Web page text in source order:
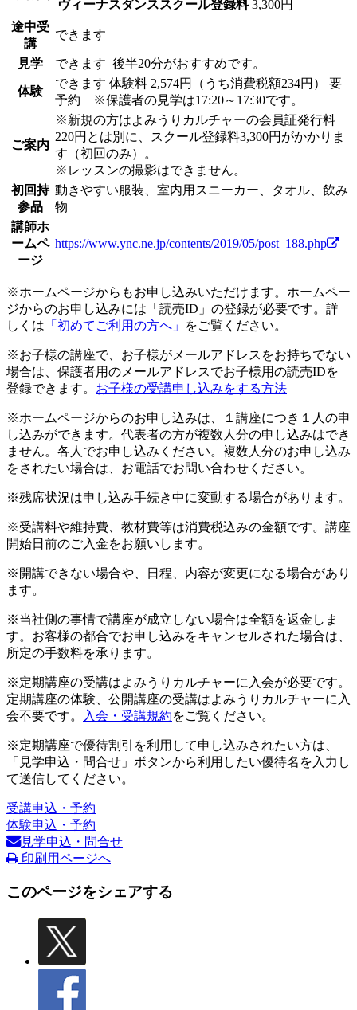
ヴィーナスダンススクール登録料 3,300円
途中受
講
できます
見学 できます 後半20分がおすすめです。
体験
できます 体験料 2,574円（うち消費税額234円） 要
予約 ※保護者の見学は17:20～17:30です。
ご案内
※新規の方はよみうりカルチャーの会員証発行料
220円とは別に、スクール登録料3,300円がかかりま
す（初回のみ）。
※レッスンの撮影はできません。
初回持
参品
動きやすい服装、室内用スニーカー、タオル、飲み
物
講師ホ
ームペ
ージ
https://www.ync.ne.jp/contents/2019/05/post_188.php
※ホームページからもお申し込みいただけます。ホームペー
ジからのお申し込みには「読売ID」の登録が必要です。詳
しくは 「初めてご利用の方へ」 をご覧ください。
※お子様の講座で、お子様がメールアドレスをお持ちでない
場合は、保護者用のメールアドレスでお子様用の読売IDを
登録できます。 お子様の受講申し込みをする方法
※ホームページからのお申し込みは、１講座につき１人の申
し込みができます。代表者の方が複数人分の申し込みはでき
ません。各人でお申し込みください。複数人分のお申し込み
をされたい場合は、お電話でお問い合わせください。
※残席状況は申し込み手続き中に変動する場合があります。
※受講料や維持費、教材費等は消費税込みの金額です。講座
開始日前のご入金をお願いします。
※開講できない場合や、日程、内容が変更になる場合があり
ます。
※当社側の事情で講座が成立しない場合は全額を返金しま
す。お客様の都合でお申し込みをキャンセルされた場合は、
所定の手数料を承ります。
※定期講座の受講はよみうりカルチャーに入会が必要です。
定期講座の体験、公開講座の受講はよみうりカルチャーに入
会不要です。
入会・受講規約をご覧ください。
※定期講座で優待割引を利用して申し込みされたい方は、
「見学申込・問合せ」ボタンから利用したい優待名を入力し
て送信してください。
受講申込・予約
体験申込・予約
見学申込・問合せ
印刷用ページへ
このページをシェアする